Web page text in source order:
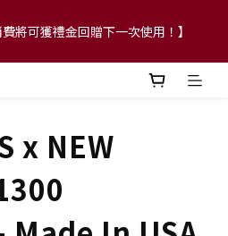
指定現貨產品即享88折】
將可獲禮金回贈下一次使用！】
件指定現貨產品即享88折】
x NEW